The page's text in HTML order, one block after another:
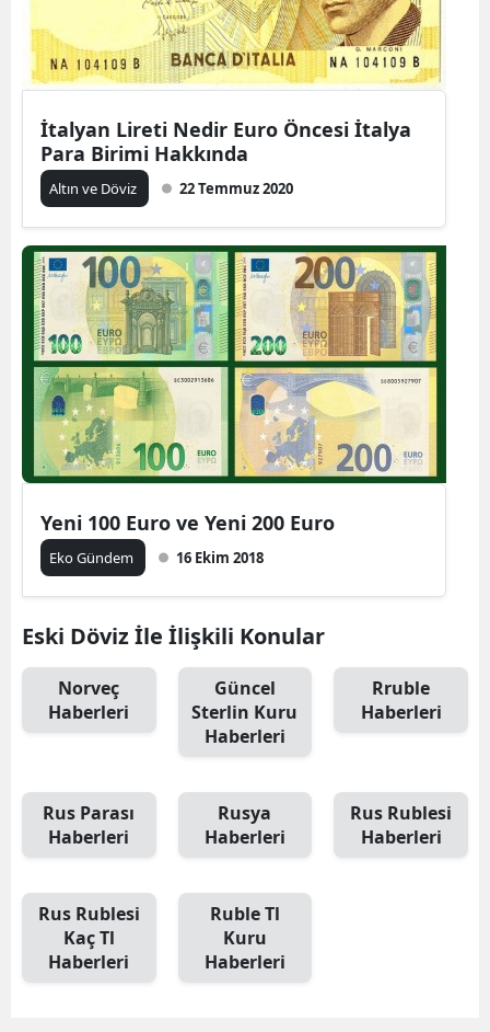
İtalyan Lireti Nedir Euro Öncesi İtalya
Para Birimi Hakkında
Altın ve Döviz 22 Temmuz 2020
Yeni 100 Euro ve Yeni 200 Euro
Eko Gündem 16 Ekim 2018
Eski Döviz İle İlişkili Konular
Norveç
Haberleri
Güncel
Sterlin Kuru
Haberleri
Rruble
Haberleri
Rus Parası
Haberleri
Rusya
Haberleri
Rus Rublesi
Haberleri
Rus Rublesi
Kaç Tl
Haberleri
Ruble Tl
Kuru
Haberleri